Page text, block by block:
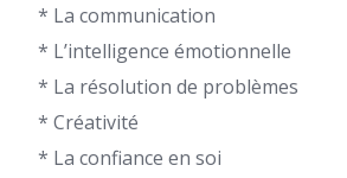
* La communication
* L’intelligence émotionnelle
* La résolution de problèmes
* Créativité
* La confiance en soi